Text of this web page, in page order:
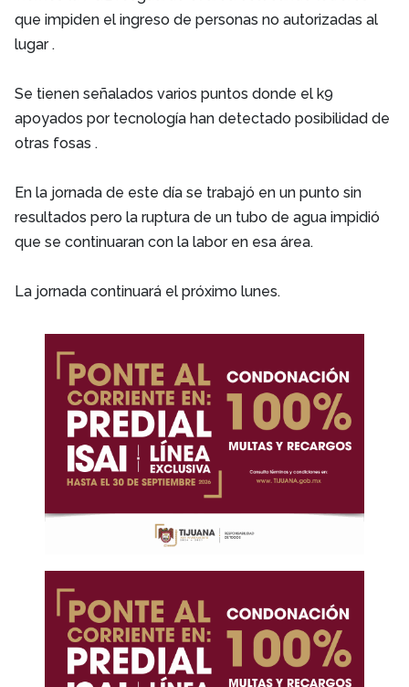
que impiden el ingreso de personas no autorizadas al
lugar .
Se tienen señalados varios puntos donde el k9
apoyados por tecnología han detectado posibilidad de
otras fosas .
En la jornada de este día se trabajó en un punto sin
resultados pero la ruptura de un tubo de agua impidió
que se continuaran con la labor en esa área.
La jornada continuará el próximo lunes.